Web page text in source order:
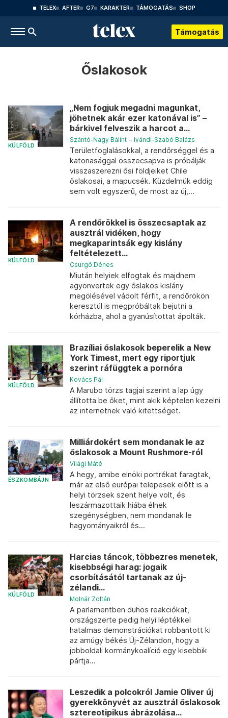
TELEX AFTER G7 KARAKTER TÁMOGATÁS SHOP
Támogatás
Őslakosok
KÜLFÖLD
„Nem fogjuk megadni magunkat,
jöhetnek akár ezer katonával is” –
bárkivel felveszik a harcot a...
Szántó-Nagy Bálint – Ivándi-Szabó Balázs
Területfoglalásokkal, a rendőrséggel és a
katonasággal összecsapva is próbálják
visszaszerezni ősi földjeiket Chile
őslakosai, a mapucsék. Küzdelmük eddig
sem volt egyszerű, de most az új,...
KÜLFÖLD
A rendőrökkel is összecsaptak az
ausztrál vidéken, hogy
megkaparintsák egy kislány
feltételezett...
Csurgó Dénes
Miután helyiek elfogtak és majdnem
agyonvertek egy őslakos kislány
megölésével vádolt férfit, a rendőrökön
keresztül is megpróbáltak bejutni a
kórházba, ahol a gyanúsítottat ápolták.
KÜLFÖLD
Brazíliai őslakosok beperelik a New
York Timest, mert egy riportjuk
szerint ráfüggtek a pornóra
Kovács Pál
A Marubo törzs tagjai szerint a lap úgy
állította be őket, mint akik képtelen kezelni
az internetnek való kitettséget.
ÉSZKOMBÁJN
Milliárdokért sem mondanak le az
őslakosok a Mount Rushmore-ról
Világi Máté
A hegy, amibe elnöki portrékat faragtak,
már az első európai telepesek előtt is a
helyi törzsek szent helye volt, és
leszármazottaik hiába élnek
szegénységben, nem mondanak le
hagyományaikról és...
KÜLFÖLD
Harcias táncok, többezres menetek,
kisebbségi harag: jogaik
csorbításától tartanak az új-
zélandi...
Molnár Zoltán
A parlamentben dühös reakciókat,
országszerte pedig helyi léptékkel
hatalmas demonstrációkat robbantott ki
az amúgy békés Új-Zélandon, hogy a
jobboldali kormánykoalíció egy kisebbik
pártja...
Leszedik a polcokról Jamie Oliver új
gyerekkönyvét az ausztrál őslakosok
sztereotipikus ábrázolása...